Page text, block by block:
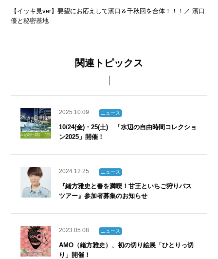
【イッキ見ver】要望にお応えして濱口＆千秋回を合体！！！／ 濱口
優と秘密基地
関連トピックス
2025.10.09 ニュース
10/24(金)・25(土) 「水辺の自由時間コレクショ
ン2025」開催！
2024.12.25 ニュース
『緒方雅史と春を満喫！甘王といちご狩りバス
ツアー』参加者募集のお知らせ
2023.05.08 ニュース
AMO（緒方雅史）、初の切り絵展「ひとりっ切
り」開催！